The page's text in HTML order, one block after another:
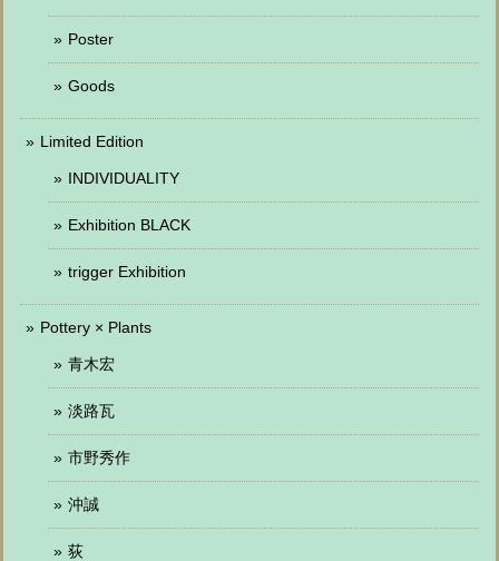
Poster
Goods
Limited Edition
INDIVIDUALITY
Exhibition BLACK
trigger Exhibition
Pottery × Plants
青木宏
淡路瓦
市野秀作
沖誠
荻